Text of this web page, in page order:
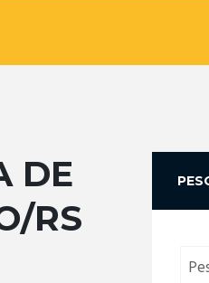
DE
RS